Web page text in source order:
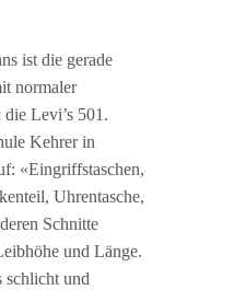
ist die gerade
normaler
Levi’s 501.
Kehrer in
«Eingriffstaschen,
Uhrentasche,
Schnitte
und Länge.
schlicht und